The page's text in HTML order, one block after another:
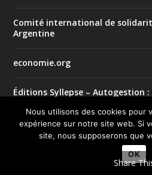
Comité international de
Argentine
economie.org
Éditions Syllepse – Autogestion
FuoriMercato (Italie)
Grassroots Economic Organizing
Share
Nous utilisons des cookies pour
expérience sur notre site web. Si
site, nous supposerons que
OK